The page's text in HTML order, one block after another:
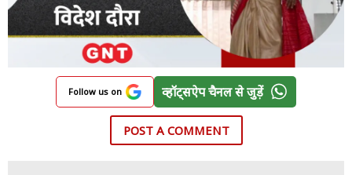
Follow us on व्हॉट्सऐप चैनल से जुड़ें
POST A COMMENT